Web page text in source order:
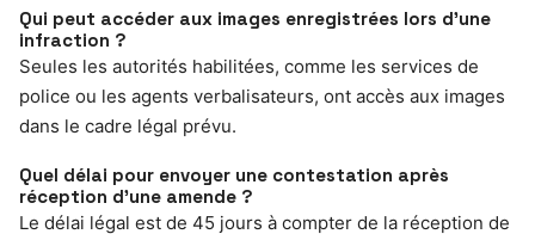
Qui peut accéder aux images enregistrées lors d’une
infraction ?
Seules les autorités habilitées, comme les services de
police ou les agents verbalisateurs, ont accès aux images
dans le cadre légal prévu.
Quel délai pour envoyer une contestation après
réception d’une amende ?
Le délai légal est de 45 jours à compter de la réception de